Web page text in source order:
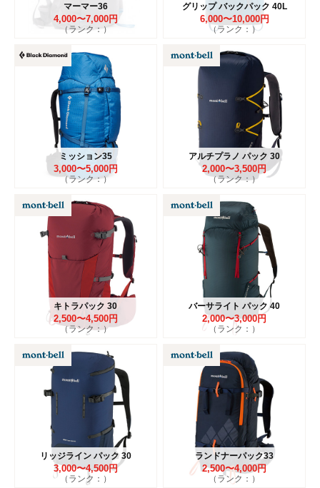
マーマー36
4,000〜7,000円
（ランク：）
グリップ バックパック 40L
6,000〜10,000円
（ランク：）
ミッション35
3,000〜5,000円
（ランク：）
アルチプラノ パック 30
2,000〜3,500円
（ランク：）
キトラパック 30
2,500〜4,500円
（ランク：）
バーサライト パック 40
2,000〜3,000円
（ランク：）
リッジライン パック 30
3,000〜4,500円
（ランク：）
ランドナーパック33
2,500〜4,000円
（ランク：）